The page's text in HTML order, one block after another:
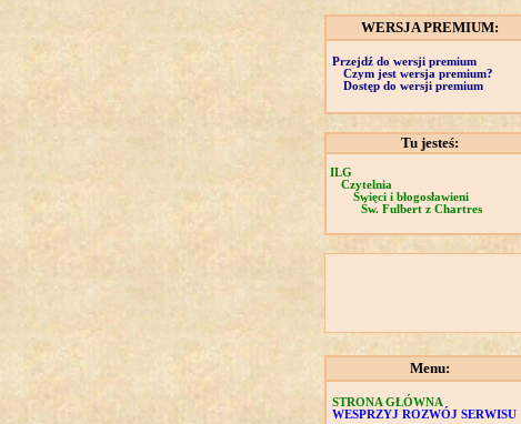
WERSJA PREMIUM:
Przejdź do wersji premium
Czym jest wersja premium?
Dostęp do wersji premium
Tu jesteś:
ILG
Czytelnia
Święci i błogosławieni
Św. Fulbert z Chartres
Menu:
STRONA GŁÓWNA
WESPRZYJ ROZWÓJ SERWISU